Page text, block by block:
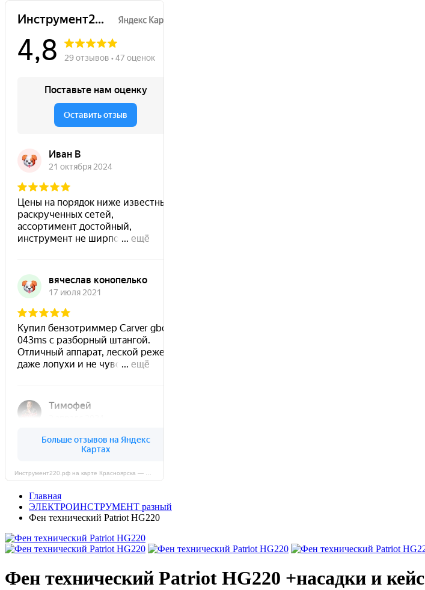
Главная
ЭЛЕКТРОИНСТРУМЕНТ разный
Фен технический Patriot HG220
Фен технический Patriot HG220 +насадки и кейс